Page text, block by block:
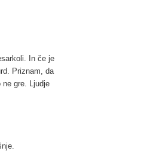
In če je
Priznam, da
gre. Ljudje